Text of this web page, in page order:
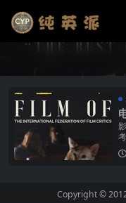
Copyright ©